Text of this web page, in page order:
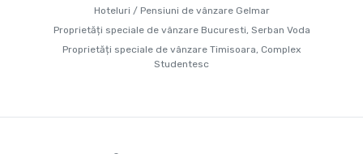
Hoteluri / Pensiuni de vânzare Gelmar
Proprietăți speciale de vânzare Bucuresti, Serban Voda
Proprietăți speciale de vânzare Timisoara, Complex
Studentesc